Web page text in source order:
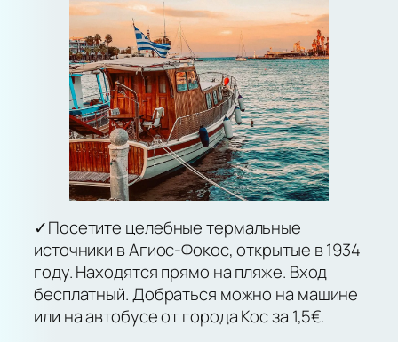
✓Посетите целебные термальные
источники в Агиос-Фокос, открытые в 1934
году. Находятся прямо на пляже. Вход
бесплатный. Добраться можно на машине
или на автобусе от города Кос за 1,5€.